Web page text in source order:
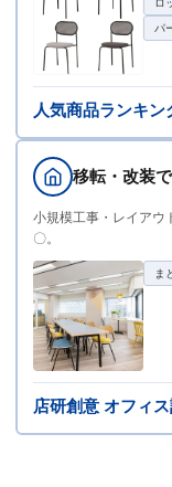
パ
人気商品ランキン
移転・改装
小規模工事・レイアウ
〇。
ま
店研創意 オフィ